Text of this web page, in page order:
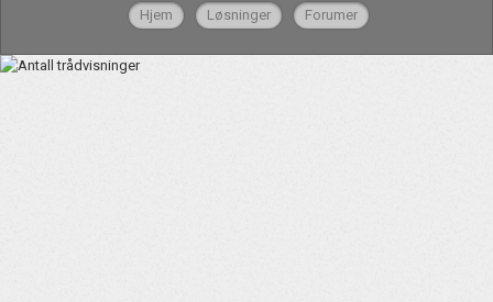
Hjem Løsninger Forumer